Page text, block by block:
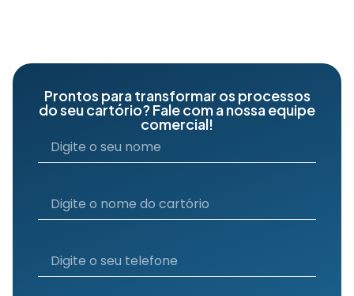
Prontos para transformar os processos
do seu cartório? Fale com a nossa equipe
comercial!